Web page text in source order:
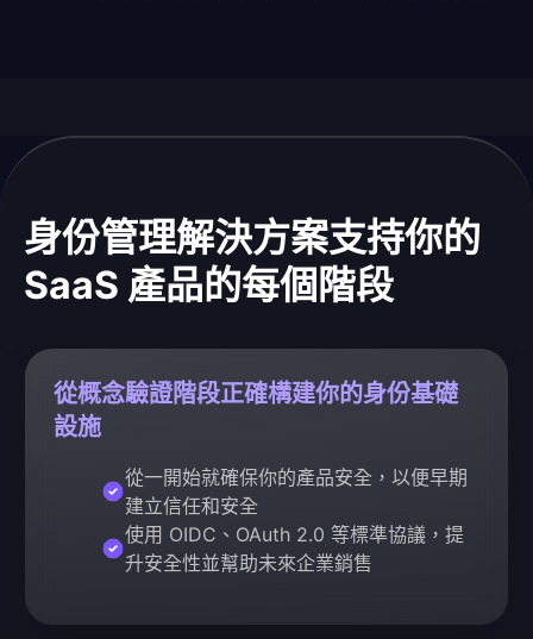
身份管理解決方案支持你的
SaaS 產品的每個階段
從概念驗證階段正確構建你的身份基礎
設施
從一開始就確保你的產品安全，以便早期
建立信任和安全
使用 OIDC、OAuth 2.0 等標準協議，提
升安全性並幫助未來企業銷售